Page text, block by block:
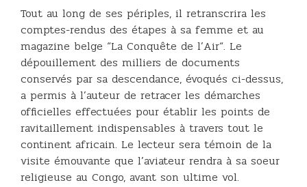
Tout au long de ses périples, il retranscrira les
comptes-rendus des étapes à sa femme et au
magazine belge “La Conquête de l’Air“. Le
dépouillement des milliers de documents
conservés par sa descendance, évoqués ci-dessus,
a permis à l’auteur de retracer les démarches
officielles effectuées pour établir les points de
ravitaillement indispensables à travers tout le
continent africain. Le lecteur sera témoin de la
visite émouvante que l’aviateur rendra à sa soeur
religieuse au Congo, avant son ultime vol.